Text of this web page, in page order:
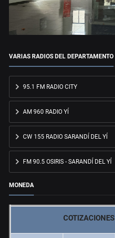
VARIAS RADIOS DEL DEPARTAMENTO
95.1 FM RADIO CITY
AM 960 RADIO YÍ
CW 155 RADIO SARANDÍ DEL YÍ
FM 90.5 OSIRIS - SARANDÍ DEL YÍ
MONEDA
COTIZACIONES